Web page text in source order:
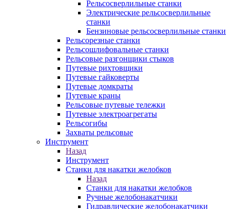
Рельсосверлильные станки
Электрические рельсосверлильные
станки
Бензиновые рельсосверлильные станки
Рельсорезные станки
Рельсошлифовальные станки
Рельсовые разгонщики стыков
Путевые рихтовщики
Путевые гайковерты
Путевые домкраты
Путевые краны
Рельсовые путевые тележки
Путевые электроагрегаты
Рельсогибы
Захваты рельсовые
Инструмент
Назад
Инструмент
Станки для накатки желобков
Назад
Станки для накатки желобков
Ручные желобонакатчики
Гидравлические желобонакатчики